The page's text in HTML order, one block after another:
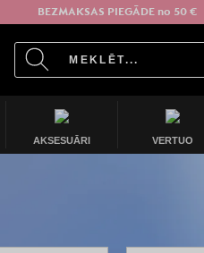
BEZMAKSAS PIEGĀDE no 50 €
AKSESUĀRI VERTUO